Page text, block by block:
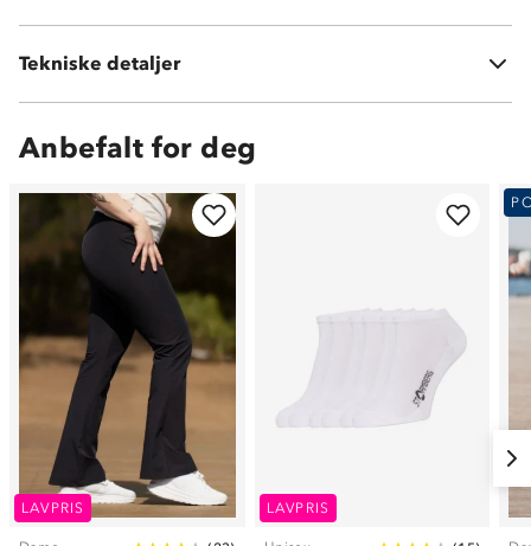
Tekniske detaljer
Vekt:140 gram i str XS
Anbefalt for deg
LAVPRIS LAVPRIS